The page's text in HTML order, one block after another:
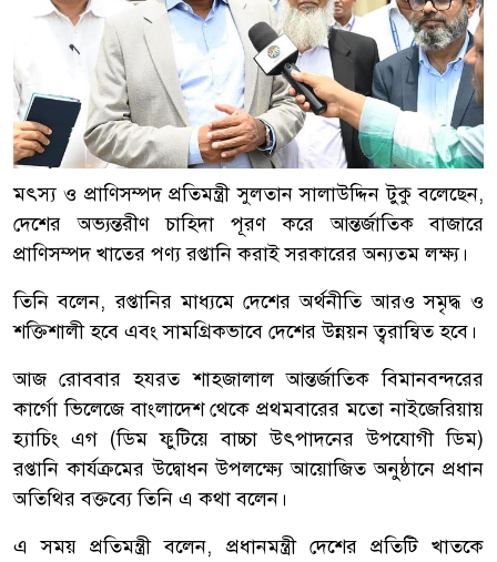
মৎস্য ও প্রাণিসম্পদ প্রতিমন্ত্রী সুলতান সালাউদ্দিন টুকু বলেছেন,
দেশের অভ্যন্তরীণ চাহিদা পূরণ করে আন্তর্জাতিক বাজারে
প্রাণিসম্পদ খাতের পণ্য রপ্তানি করাই সরকারের অন্যতম লক্ষ্য।
তিনি বলেন, রপ্তানির মাধ্যমে দেশের অর্থনীতি আরও সমৃদ্ধ ও
শক্তিশালী হবে এবং সামগ্রিকভাবে দেশের উন্নয়ন ত্বরান্বিত হবে।
আজ রোববার হযরত শাহজালাল আন্তর্জাতিক বিমানবন্দরের
কার্গো ভিলেজে বাংলাদেশ থেকে প্রথমবারের মতো নাইজেরিয়ায়
হ্যাচিং এগ (ডিম ফুটিয়ে বাচ্চা উৎপাদনের উপযোগী ডিম)
রপ্তানি কার্যক্রমের উদ্বোধন উপলক্ষ্যে আয়োজিত অনুষ্ঠানে প্রধান
অতিথির বক্তব্যে তিনি এ কথা বলেন।
এ সময় প্রতিমন্ত্রী বলেন, প্রধানমন্ত্রী দেশের প্রতিটি খাতকে